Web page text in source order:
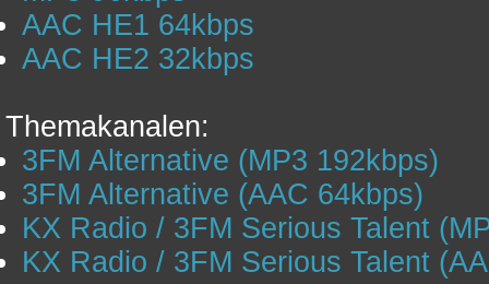
AAC HE1 64kbps
AAC HE2 32kbps
Themakanalen:
3FM Alternative (MP3 192kbps)
3FM Alternative (AAC 64kbps)
KX Radio / 3FM Serious Talent
KX Radio / 3FM Serious Talent